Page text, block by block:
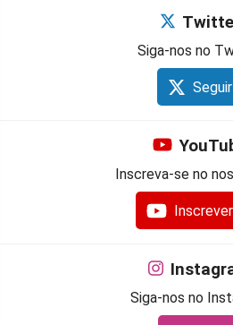
Siga-nos no
Seguir
Inscreva-se no
Siga-nos no